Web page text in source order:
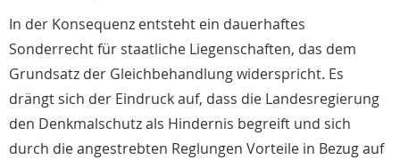
In der Konsequenz entsteht ein dauerhaftes
Sonderrecht für staatliche Liegenschaften, das dem
Grundsatz der Gleichbehandlung widerspricht. Es
drängt sich der Eindruck auf, dass die Landesregierung
den Denkmalschutz als Hindernis begreift und sich
durch die angestrebten Reglungen Vorteile in Bezug auf